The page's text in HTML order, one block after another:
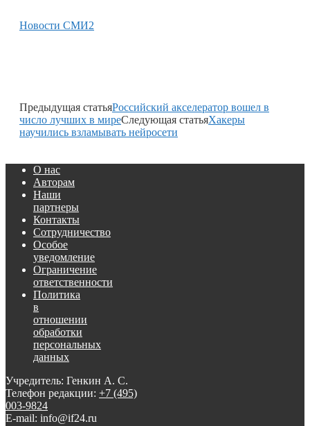
Новости СМИ2
Предыдущая статьяРоссийский акселератор вошел в
число лучших в миреСледующая статьяХакеры
научились взламывать нейросети
О нас
Авторам
Наши
партнеры
Контакты
Сотрудничество
Особое
уведомление
Ограничение
ответственности
Политика
в
отношении
обработки
персональных
данных
Учредитель: Генкин А. С.
Телефон редакции: +7 (495)
003-9824
E-mail: info@if24.ru